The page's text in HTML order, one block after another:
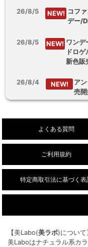
26/8/5 NEW! コフ
デー/
26/8/5 NEW! ワンデ
ドロ
新色販
26/8/4 NEW!
ア
売開
よくある質問
ご利用規約
特定商取引法に基づく表
【美Labo(美ラボ)について
美Laboはナチュラル系カ